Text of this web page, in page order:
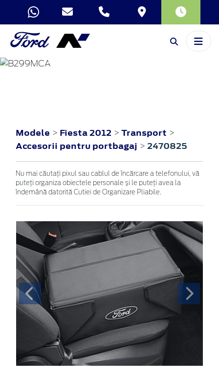
FIESTA
Modele > Fiesta 2012 > Transport >
Accesorii pentru portbagaj > 2470825
Nu mai căutați pixul sau cablul de încărcare a telefonului, vă
puteți organiza obiectele personale și le puteți avea la
îndemână datorită Cutiei de Organizare Pliabile.